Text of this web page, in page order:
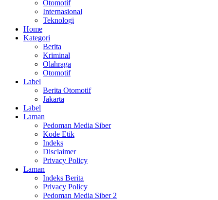
Otomotif
Internasional
Teknologi
Home
Kategori
Berita
Kriminal
Olahraga
Otomotif
Label
Berita Otomotif
Jakarta
Label
Laman
Pedoman Media Siber
Kode Etik
Indeks
Disclaimer
Privacy Policy
Laman
Indeks Berita
Privacy Policy
Pedoman Media Siber 2